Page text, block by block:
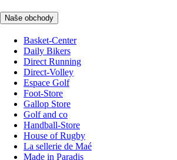
Naše obchody
Basket-Center
Daily Bikers
Direct Running
Direct-Volley
Espace Golf
Foot-Store
Gallop Store
Golf and co
Handball-Store
House of Rugby
La sellerie de Maé
Made in Paradis